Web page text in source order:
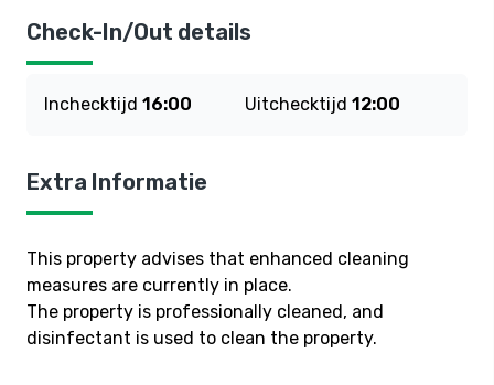
Check-In/Out details
Inchecktijd 16:00 Uitchecktijd 12:00
Extra Informatie
This property advises that enhanced cleaning
measures are currently in place.
The property is professionally cleaned, and
disinfectant is used to clean the property.